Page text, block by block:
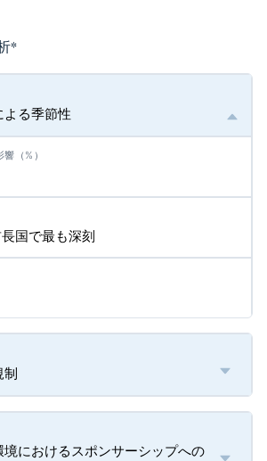
*
る季節性
国で最も深刻
制
におけるスポンサーシップへの